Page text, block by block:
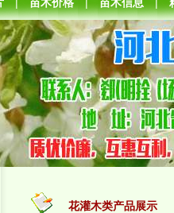
花灌木类产品展示